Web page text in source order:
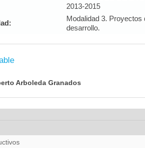
2013-2015
Modalidad 3.
desarrollo.
Arboleda Granados